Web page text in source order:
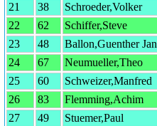
21
38 Schroeder,Volker
22
62 Schiffer,Steve
23
48 Ballon,Guenther Jan
24
67 Neumueller,Theo
25
60 Schweizer,Manfred
26
83 Flemming,Achim
27
49 Stuemer,Paul